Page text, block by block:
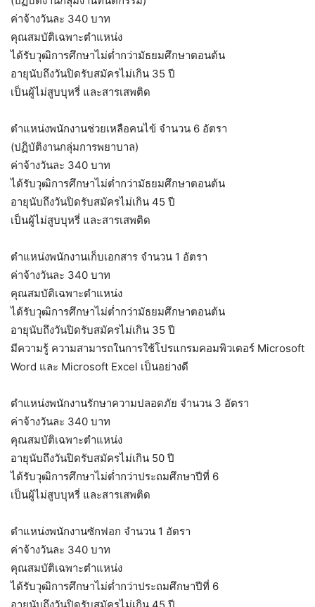
ค่าจ้างวันละ 340 บาท
คุณสมบัติเฉพาะตำแหน่ง
ได้รับวุฒิการศึกษาไม่ต่ำกว่ามัธยมศึกษาตอนต้น
อายุนับถึงวันปิดรับสมัครไม่เกิน 35 ปี
เป็นผู้ไม่สูบบุหรี่ และสารเสพติด
ตำแหน่งพนักงานช่วยเหลือคนไข้ จำนวน 6 อัตรา
(ปฏิบัติงานกลุ่มการพยาบาล)
ค่าจ้างวันละ 340 บาท
ได้รับวุฒิการศึกษาไม่ต่ำกว่ามัธยมศึกษาตอนต้น
อายุนับถึงวันปิดรับสมัครไม่เกิน 45 ปี
เป็นผู้ไม่สูบบุหรี่ และสารเสพติด
ตำแหน่งพนักงานเก็บเอกสาร จำนวน 1 อัตรา
ค่าจ้างวันละ 340 บาท
คุณสมบัติเฉพาะตำแหน่ง
ได้รับวุฒิการศึกษาไม่ต่ำกว่ามัธยมศึกษาตอนต้น
อายุนับถึงวันปิดรับสมัครไม่เกิน 35 ปี
มีความรู้ ความสามารถในการใช้โปรแกรมคอมพิวเตอร์ Microsoft
Word และ Microsoft Excel เป็นอย่างดี
ตำแหน่งพนักงานรักษาความปลอดภัย จำนวน 3 อัตรา
ค่าจ้างวันละ 340 บาท
คุณสมบัติเฉพาะตำแหน่ง
อายุนับถึงวันปิดรับสมัครไม่เกิน 50 ปี
ได้รับวุฒิการศึกษาไม่ต่ำกว่าประถมศึกษาปีที่ 6
เป็นผู้ไม่สูบบุหรี่ และสารเสพติด
ตำแหน่งพนักงานซักฟอก จำนวน 1 อัตรา
ค่าจ้างวันละ 340 บาท
คุณสมบัติเฉพาะตำแหน่ง
ได้รับวุฒิการศึกษาไม่ต่ำกว่าประถมศึกษาปีที่ 6